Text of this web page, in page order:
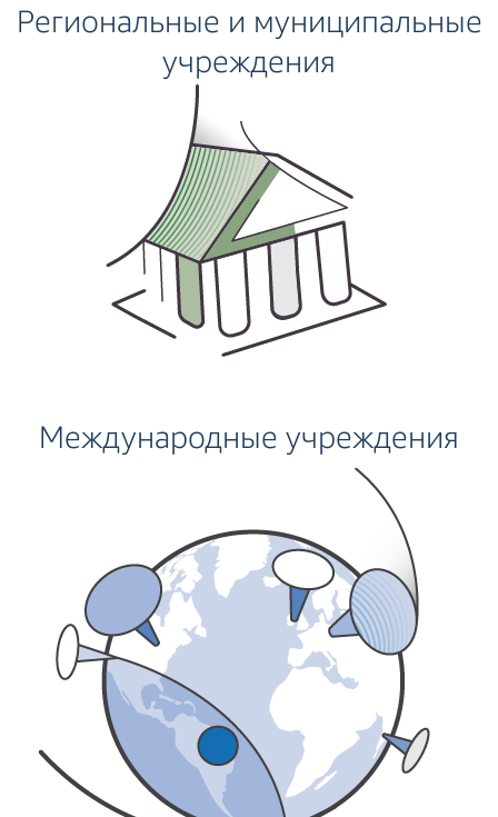
Региональные и муниципальные
учреждения
Международные учреждения